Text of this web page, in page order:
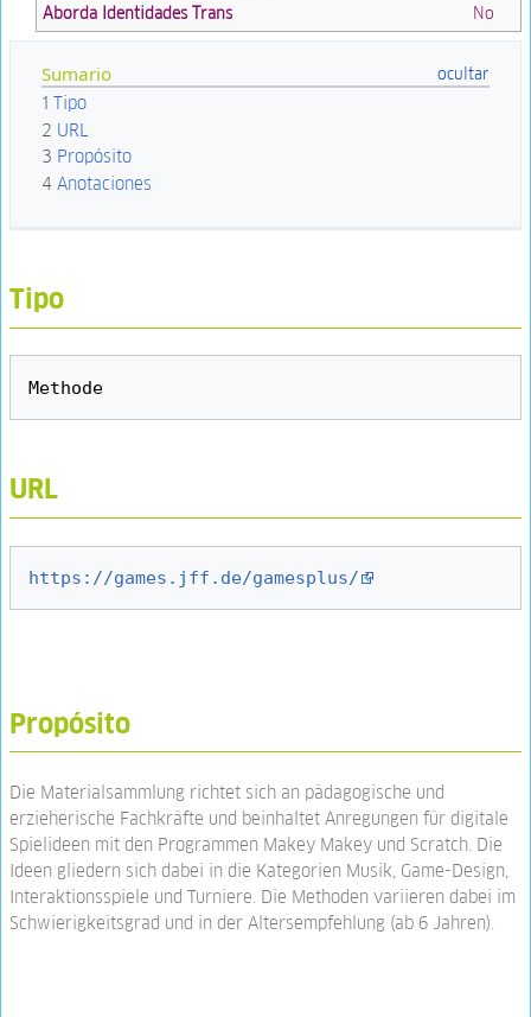
Aborda Identidades Trans
No
Sumario
1 Tipo
2 URL
3 Propósito
4 Anotaciones
Tipo
URL
https://games.jff.de/gamesplus/
Propósito
Die Materialsammlung richtet sich an pädagogische und
erzieherische Fachkräfte und beinhaltet Anregungen für digitale
Spielideen mit den Programmen Makey Makey und Scratch. Die
Ideen gliedern sich dabei in die Kategorien Musik, Game-Design,
Interaktionsspiele und Turniere. Die Methoden variieren dabei im
Schwierigkeitsgrad und in der Altersempfehlung (ab 6 Jahren).